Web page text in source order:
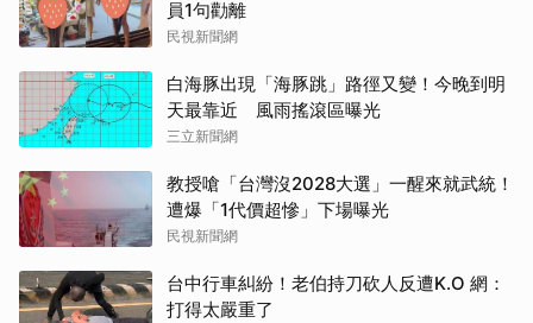
員1句勸離
民視新聞網
白海豚出現「海豚跳」路徑又變！今晚到明
天最靠近 風雨搖滾區曝光
三立新聞網
教授嗆「台灣沒2028大選」一醒來就武統！
遭爆「1代價超慘」下場曝光
民視新聞網
台中行車糾紛！老伯持刀砍人反遭K.O 網：
打得太嚴重了